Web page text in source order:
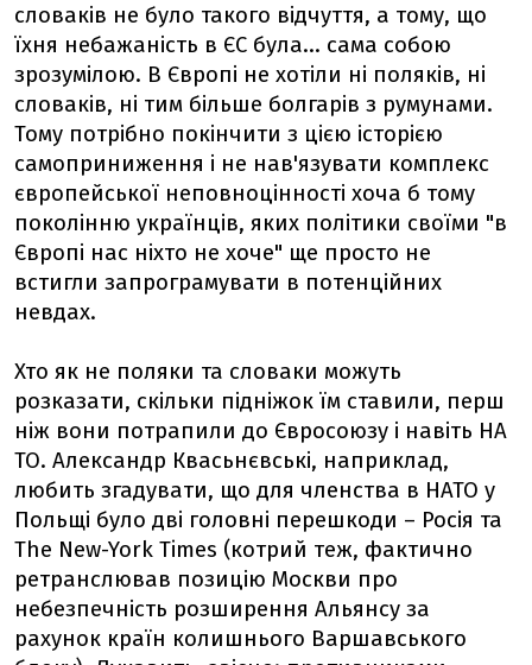
словаків не було такого відчуття, а тому, що
їхня небажаність в ЄС була... сама собою
зрозумілою. В Європі не хотіли ні поляків, ні
словаків, ні тим більше болгарів з румунами.
Тому потрібно покінчити з цією історією
самоприниження і не нав'язувати комплекс
європейської неповноцінності хоча б тому
поколінню українців, яких політики своїми "в
Європі нас ніхто не хоче" ще просто не
встигли запрограмувати в потенційних
невдах.
Хто як не поляки та словаки можуть
розказати, скільки підніжок їм ставили, перш
ніж вони потрапили до Євросоюзу і навіть НА
ТО. Александр Квасьнєвські, наприклад,
любить згадувати, що для членства в НАТО у
Польщі було дві головні перешкоди – Росія та
The New-York Times (котрий теж, фактично
ретранслював позицію Москви про
небезпечність розширення Альянсу за
рахунок країн колишнього Варшавського